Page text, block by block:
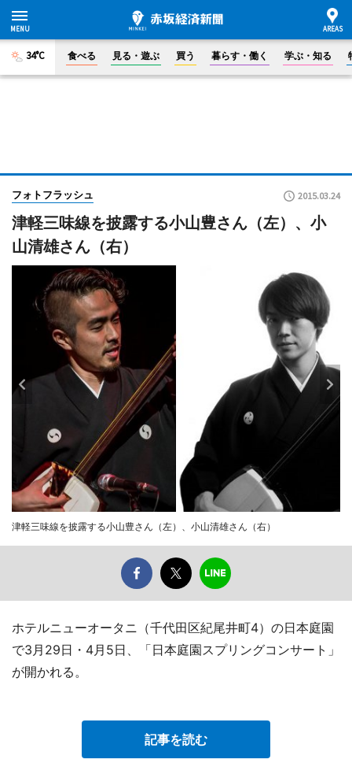
34°C 食べる 見る・遊ぶ 買う 暮らす・働く 学ぶ・知る
フォトフラッシュ 2015.03.24
津軽三味線を披露する小山豊さん（左）、小
山清雄さん（右）
津軽三味線を披露する小山豊さん（左）、小山清雄さん（右）
ホテルニューオータニ（千代田区紀尾井町4）の日本庭園
で3月29日・4月5日、「日本庭園スプリングコンサート」
が開かれる。
記事を読む